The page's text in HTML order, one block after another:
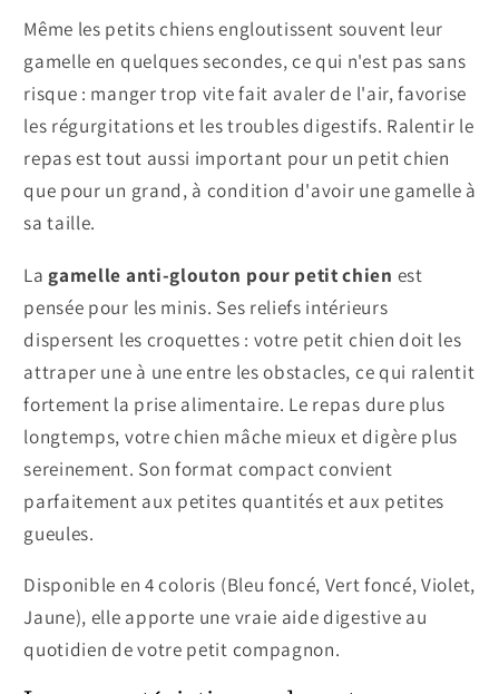
Même les petits chiens engloutissent souvent leur
gamelle en quelques secondes, ce qui n'est pas sans
risque : manger trop vite fait avaler de l'air, favorise
les régurgitations et les troubles digestifs. Ralentir le
repas est tout aussi important pour un petit chien
que pour un grand, à condition d'avoir une gamelle à
sa taille.
La gamelle anti-glouton pour petit chien est
pensée pour les minis. Ses reliefs intérieurs
dispersent les croquettes : votre petit chien doit les
attraper une à une entre les obstacles, ce qui ralentit
fortement la prise alimentaire. Le repas dure plus
longtemps, votre chien mâche mieux et digère plus
sereinement. Son format compact convient
parfaitement aux petites quantités et aux petites
gueules.
Disponible en 4 coloris (Bleu foncé, Vert foncé, Violet,
Jaune), elle apporte une vraie aide digestive au
quotidien de votre petit compagnon.